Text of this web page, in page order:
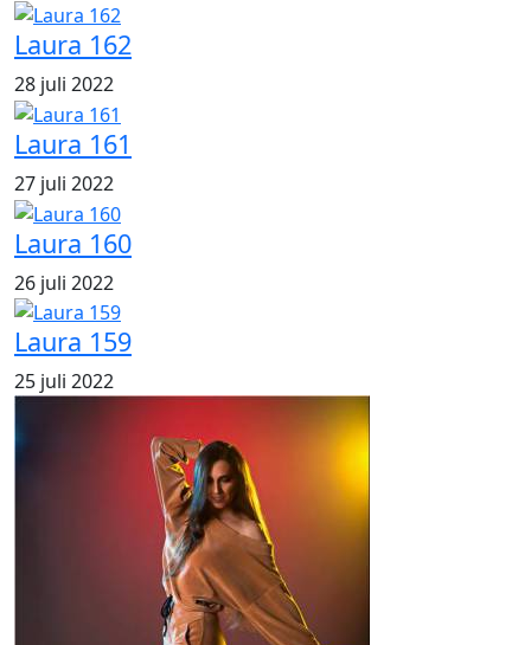
Laura 162
28 juli 2022
Laura 161
27 juli 2022
Laura 160
26 juli 2022
Laura 159
25 juli 2022